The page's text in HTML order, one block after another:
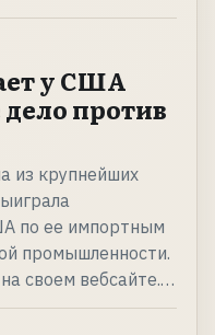
у США
против
из крупнейших
по ее импортным
промышленности.
своем вебсайте.…